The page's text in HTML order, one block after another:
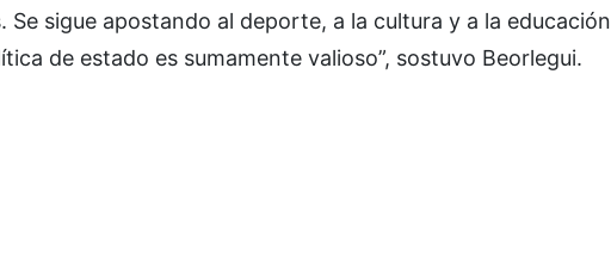
sigue apostando al deporte, a la cultura y a la educación
de estado es sumamente valioso”, sostuvo Beorlegui.